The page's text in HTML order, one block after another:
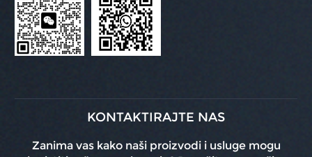
KONTAKTIRAJTE NAS
Zanima vas kako naši proizvodi i usluge mogu